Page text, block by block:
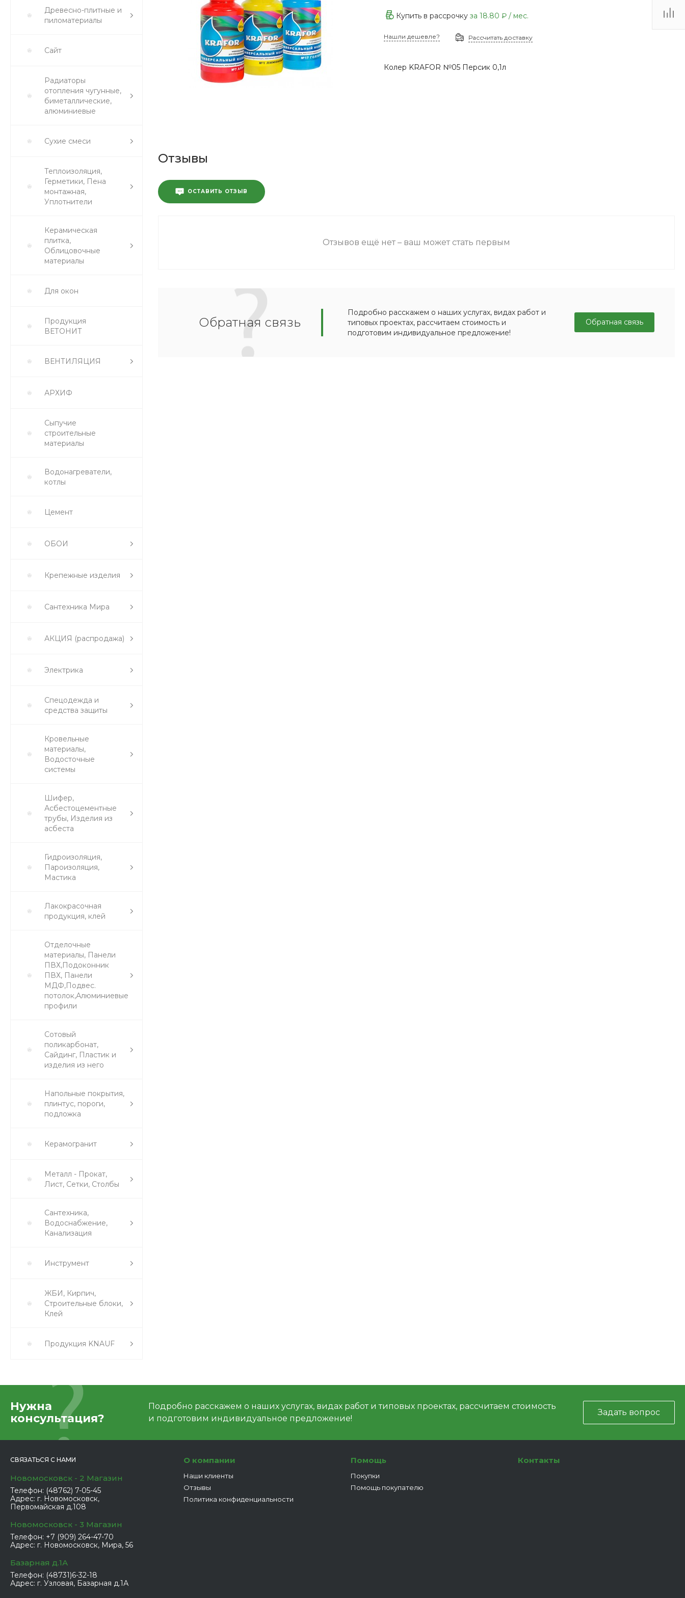
Древесно-плитные и
пиломатериалы
Сайт
Радиаторы
отопления чугунные,
биметаллические,
алюминиевые
Сухие смеси
Теплоизоляция,
Герметики, Пена
монтажная,
Уплотнители
Керамическая
плитка,
Облицовочные
материалы
Для окон
Продукция
ВЕТОНИТ
ВЕНТИЛЯЦИЯ
АРХИФ
Сыпучие
строительные
материалы
Водонагреватели,
котлы
Цемент
ОБОИ
Крепежные изделия
Сантехника Мира
АКЦИЯ (распродажа)
Электрика
Спецодежда и
средства защиты
Кровельные
материалы,
Водосточные
системы
Шифер,
Асбестоцементные
трубы, Изделия из
асбеста
Гидроизоляция,
Пароизоляция,
Мастика
Лакокрасочная
продукция, клей
Отделочные
материалы, Панели
ПВХ,Подоконник
ПВХ, Панели
МДФ,Подвес.
потолок,Алюминиевые
профили
Сотовый
поликарбонат,
Сайдинг, Пластик и
изделия из него
Напольные покрытия,
плинтус, пороги,
подложка
Керамогранит
Металл - Прокат,
Лист, Сетки, Столбы
Сантехника,
Водоснабжение,
Канализация
Инструмент
ЖБИ, Кирпич,
Строительные блоки,
Клей
Продукция KNAUF
Купить в рассрочку за 18.80 ₽/ мес.
Нашли дешевле? Рассчитать доставку
Колер KRAFOR №05 Персик 0,1л
Отзывы
ОСТАВИТЬ ОТЗЫВ
Отзывов ещё нет – ваш может стать первым
Обратная связь
Подробно расскажем о наших услугах, видах работ и
типовых проектах, рассчитаем стоимость и
подготовим индивидуальное предложение!
Обратная связь
Нужна
консультация?
Подробно расскажем о наших услугах, видах работ и типовых проектах, рассчитаем стоимость
и подготовим индивидуальное предложение!
Задать вопрос
СВЯЗАТЬСЯ С НАМИ
Новомосковск - 2 Магазин
Телефон: (48762) 7-05-45
Адрес: г. Новомосковск,
Первомайская д.108
Новомосковск - 3 Магазин
Телефон: +7 (909) 264-47-70
Адрес: г. Новомосковск, Мира, 56
Базарная д.1А
Телефон: (48731)6-32-18
Адрес: г. Узловая, Базарная д.1А
О компании
Наши клиенты
Отзывы
Политика конфиденциальности
Помощь
Покупки
Помощь покупателю
Контакты